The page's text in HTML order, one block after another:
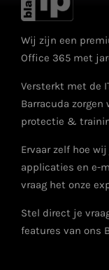
Wij zijn een
Office 365 met
Versterkt met de
Barracuda
protectie &
Ervaar zelf hoe
applicaties en e-
vraag het onze
Stel direct je
features van ons